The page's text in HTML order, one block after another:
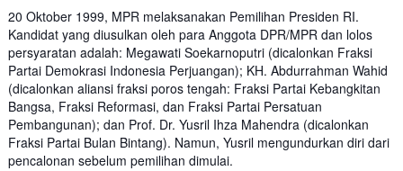
20 Oktober 1999, MPR melaksanakan Pemilihan Presiden RI.
Kandidat yang diusulkan oleh para Anggota DPR/MPR dan lolos
persyaratan adalah: Megawati Soekarnoputri (dicalonkan Fraksi
Partai Demokrasi Indonesia Perjuangan); KH. Abdurrahman Wahid
(dicalonkan aliansi fraksi poros tengah: Fraksi Partai Kebangkitan
Bangsa, Fraksi Reformasi, dan Fraksi Partai Persatuan
Pembangunan); dan Prof. Dr. Yusril Ihza Mahendra (dicalonkan
Fraksi Partai Bulan Bintang). Namun, Yusril mengundurkan diri dari
pencalonan sebelum pemilihan dimulai.